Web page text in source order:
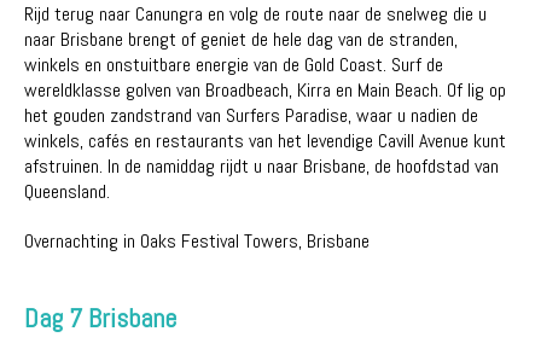
Rijd terug naar Canungra en volg de route naar de snelweg die u
naar Brisbane brengt of geniet de hele dag van de stranden,
winkels en onstuitbare energie van de Gold Coast. Surf de
wereldklasse golven van Broadbeach, Kirra en Main Beach. Of lig op
het gouden zandstrand van Surfers Paradise, waar u nadien de
winkels, cafés en restaurants van het levendige Cavill Avenue kunt
afstruinen. In de namiddag rijdt u naar Brisbane, de hoofdstad van
Queensland.
Overnachting in Oaks Festival Towers, Brisbane
Dag 7 Brisbane